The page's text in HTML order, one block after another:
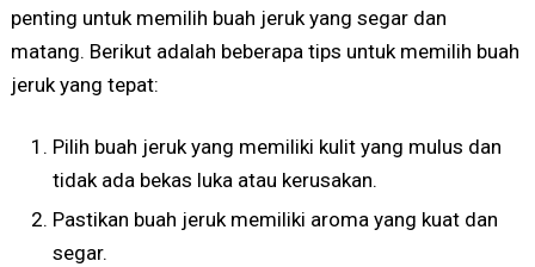
penting untuk memilih buah jeruk yang segar dan
matang. Berikut adalah beberapa tips untuk memilih buah
jeruk yang tepat:
Pilih buah jeruk yang memiliki kulit yang mulus dan
tidak ada bekas luka atau kerusakan.
Pastikan buah jeruk memiliki aroma yang kuat dan
segar.